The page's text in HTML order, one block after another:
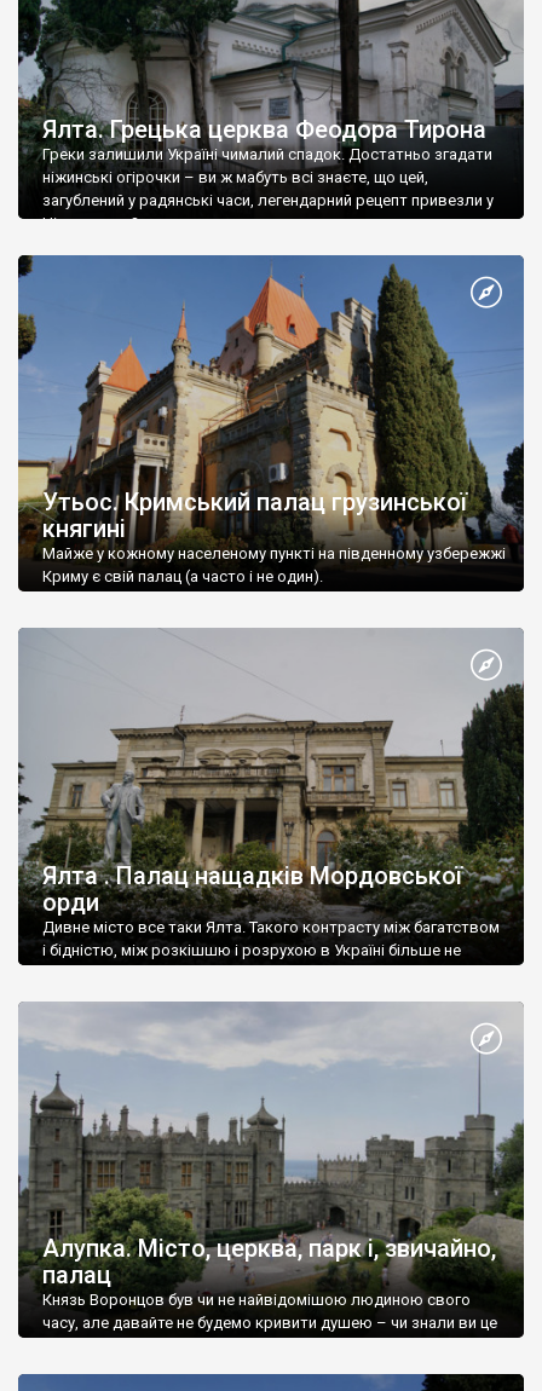
Ялта. Грецька церква Феодора Тирона
Греки залишили Україні чималий спадок. Достатньо згадати
ніжинські огірочки – ви ж мабуть всі знаєте, що цей,
загублений у радянські часи, легендарний рецепт привезли у
Ніжин греки?
Утьос. Кримський палац грузинської
княгині
Майже у кожному населеному пункті на південному узбережжі
Криму є свій палац (а часто і не один).
Ялта . Палац нащадків Мордовської
орди
Дивне місто все таки Ялта. Такого контрасту між багатством
і бідністю, між розкішшю і розрухою в Україні більше не
Алупка. Місто, церква, парк і, звичайно,
палац
Князь Воронцов був чи не найвідомішою людиною свого
часу, але давайте не будемо кривити душею – чи знали ви це